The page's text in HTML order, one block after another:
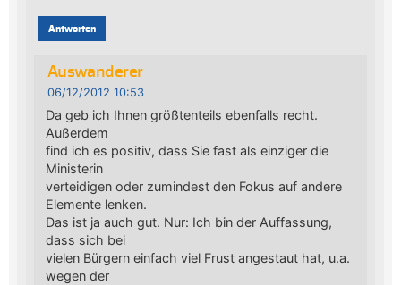
Antworten
Auswanderer
06/12/2012 10:53
Da geb ich Ihnen größtenteils ebenfalls recht.
Außerdem
find ich es positiv, dass Sie fast als einziger die
Ministerin
verteidigen oder zumindest den Fokus auf andere
Elemente lenken.
Das ist ja auch gut. Nur: Ich bin der Auffassung,
dass sich bei
vielen Bürgern einfach viel Frust angestaut hat, u.a.
wegen der